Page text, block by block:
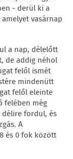
- derül ki a
vasárnap
a nap, délelőtt
de addig néhol
felől ismét
mindenütt
felől eleinte
felében még
délire fordul, és
A
és 0 fok között